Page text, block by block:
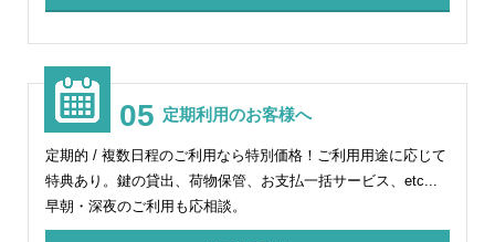
05 定期利用のお客様へ
定期的 / 複数日程のご利用なら特別価格！ご利用用途に応じて
特典あり。鍵の貸出、荷物保管、お支払一括サービス、etc...
早朝・深夜のご利用も応相談。